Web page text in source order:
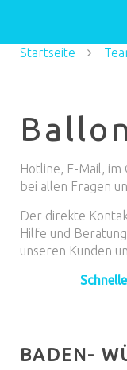
Startseite
Hotline, E-Mail,
bei allen Fragen
Der direkte
Hilfe und
unseren Kunden
BADEN-